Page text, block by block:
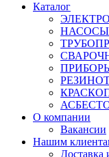
Каталог
НАСОСЫ
О компании
Вакансии
Нашим
Доставка